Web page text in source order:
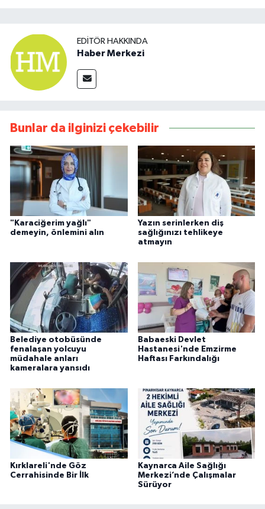
EDITÖR HAKKINDA
Haber Merkezi
Bunlar da ilginizi çekebilir
"Karaciğerim yağlı"
demeyin, önlemini alın
Yazın serinlerken diş
sağlığınızı tehlikeye
atmayın
Belediye otobüsünde
fenalaşan yolcuyu
müdahale anları
kameralara yansıdı
Babaeski Devlet
Hastanesi'nde Emzirme
Haftası Farkındalığı
Kırklareli'nde Göz
Cerrahisinde Bir İlk
Kaynarca Aile Sağlığı
Merkezi’nde Çalışmalar
Sürüyor